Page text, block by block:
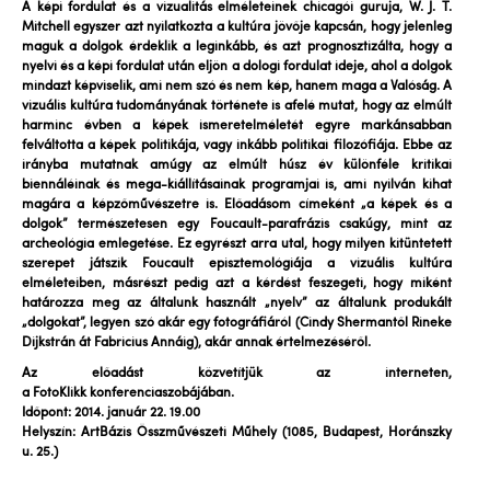
A képi fordulat és a vizualitás elméleteinek chicagói guruja, W. J. T.
Mitchell egyszer azt nyilatkozta a kultúra jövője kapcsán, hogy jelenleg
maguk a dolgok érdeklik a leginkább, és azt prognosztizálta, hogy a
nyelvi és a képi fordulat után eljön a dologi fordulat ideje, ahol a dolgok
mindazt képviselik, ami nem szó és nem kép, hanem maga a Valóság. A
vizuális kultúra tudományának története is afelé mutat, hogy az elmúlt
harminc évben a képek ismeretelméletét egyre markánsabban
felváltotta a képek politikája, vagy inkább politikai filozófiája. Ebbe az
irányba mutatnak amúgy az elmúlt húsz év különféle kritikai
biennáléinak és mega-kiállításainak programjai is, ami nyilván kihat
magára a képzőművészetre is. Előadásom címeként „a képek és a
dolgok” természetesen egy Foucault-parafrázis csakúgy, mint az
archeológia emlegetése. Ez egyrészt arra utal, hogy milyen kitüntetett
szerepet játszik Foucault episztemológiája a vizuális kultúra
elméleteiben, másrészt pedig azt a kérdést feszegeti, hogy miként
határozza meg az általunk használt „nyelv” az általunk produkált
„dolgokat”, legyen szó akár egy fotográfiáról (Cindy Shermantől Rineke
Dijkstrán át Fabricius Annáig), akár annak értelmezéséről.
Az előadást közvetítjük az interneten,
a FotoKlikk konferenciaszobájában.
Időpont: 2014. január 22. 19.00
Helyszín: ArtBázis Összművészeti Műhely (1085, Budapest, Horánszky
u. 25.)